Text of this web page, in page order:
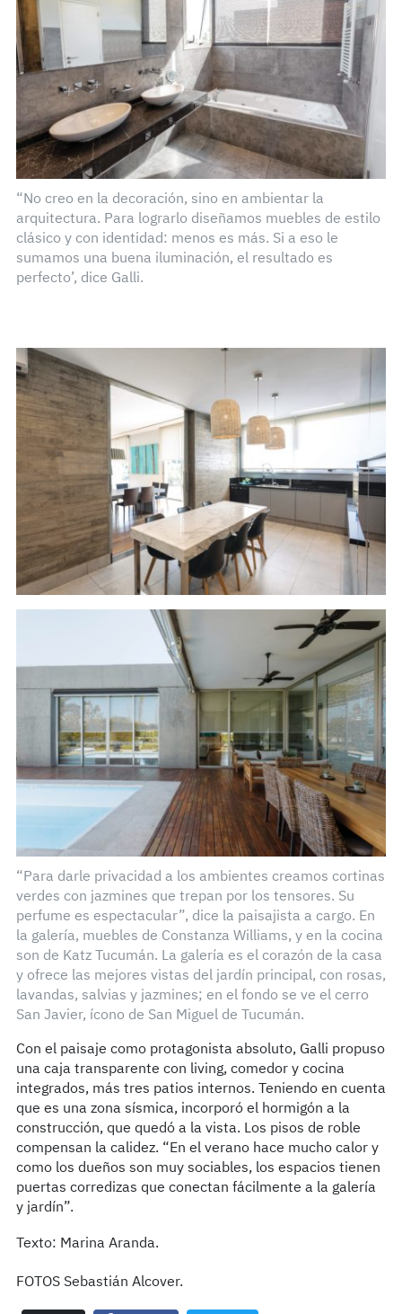
“No creo en la decoración, sino en ambientar la
arquitectura. Para lograrlo diseñamos muebles de estilo
clásico y con identidad: menos es más. Si a eso le
sumamos una buena iluminación, el resultado es
perfecto’, dice Galli.
“Para darle privacidad a los ambientes creamos cortinas
verdes con jazmines que trepan por los tensores. Su
perfume es espectacular”, dice la paisajista a cargo. En
la galería, muebles de Constanza Williams, y en la cocina
son de Katz Tucumán. La galería es el corazón de la casa
y ofrece las mejores vistas del jardín principal, con rosas,
lavandas, salvias y jazmines; en el fondo se ve el cerro
San Javier, ícono de San Miguel de Tucumán.
Con el paisaje como protagonista absoluto, Galli propuso
una caja transparente con living, comedor y cocina
integrados, más tres patios internos. Teniendo en cuenta
que es una zona sísmica, incorporó el hormigón a la
construcción, que quedó a la vista. Los pisos de roble
compensan la calidez. “En el verano hace mucho calor y
como los dueños son muy sociables, los espacios tienen
puertas corredizas que conectan fácilmente a la galería
y jardín”.
Texto: Marina Aranda.
FOTOS Sebastián Alcover.